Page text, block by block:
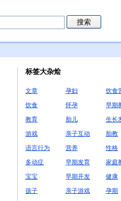
标签大杂烩
文章 孕妇
饮食
饮食
怀孕
早期
教育
胎儿
生长
游戏
亲子互动
胎教
语言行为
营养
性格
多动症
早期发育
家庭
宝宝
早期开发
健康
孩子
亲子游戏
孕期